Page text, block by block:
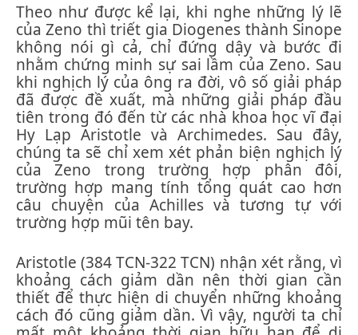
Theo như được kể lại, khi nghe những lý lẽ
của Zeno thì triết gia Diogenes thành Sinope
không nói gì cả, chỉ đứng dậy và bước đi
nhằm chứng minh sự sai lầm của Zeno. Sau
khi nghịch lý của ông ra đời, vô số giải pháp
đã được đề xuất, mà những giải pháp đầu
tiên trong đó đến từ các nhà khoa học vĩ đại
Hy Lạp Aristotle và Archimedes. Sau đây,
chúng ta sẽ chỉ xem xét phản biện nghịch lý
của Zeno trong trường hợp phân đôi,
trường hợp mang tính tổng quát cao hơn
câu chuyện của Achilles và tương tự với
trường hợp mũi tên bay.
Aristotle (384 TCN-322 TCN) nhận xét ​​rằng, vì
khoảng cách giảm dần nên thời gian cần
thiết để thực hiện di chuyển những khoảng
cách đó cũng giảm dần. Vì vậy, người ta chỉ